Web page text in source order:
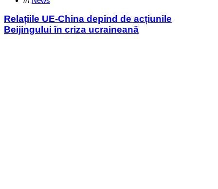
Relațiile UE-China depind de acțiunile
Beijingului în criza ucraineană